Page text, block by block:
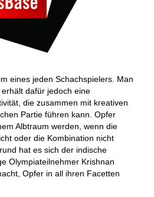
eines jeden Schachspielers. Man
dafür jedoch eine
die zusammen mit kreativen
Partie führen kann. Opfer
Albtraum werden, wenn die
oder die Kombination nicht
hat es sich der indische
Olympiateilnehmer Krishnan
Opfer in all ihren Facetten